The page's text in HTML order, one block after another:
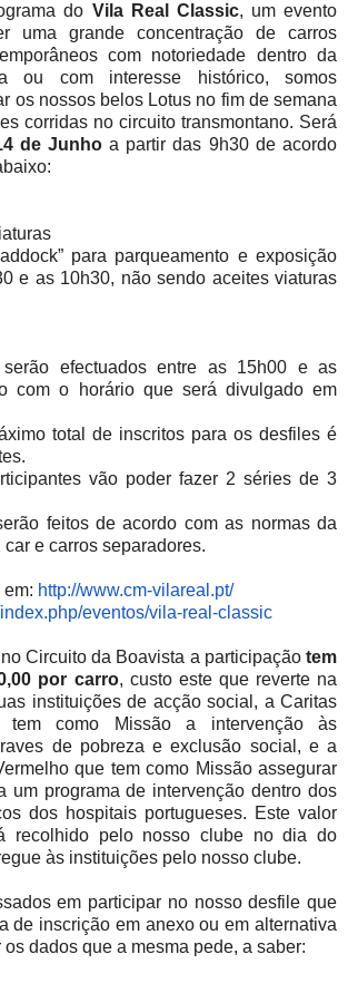
do Vila Real Classic, um evento
uma grande concentração de carros
com notoriedade dentro da
ou com interesse histórico, somos
os nossos belos Lotus no fim de semana
corridas no circuito transmontano. Será
de Junhoa partir das 9h30 de acordo
para parqueamento e exposição
e as 10h30, não sendo aceites viaturas
efectuados entre as 15h00 e as
com o horário que será divulgado em
total de inscritos para os desfiles é
vão poder fazer 2 séries de 3
feitos de acordo com as normas da
car e carros separadores.
em: http://www.cm-vilareal.pt/
eventos/vila-real-classic
Circuito da Boavista a participação tem
por carro, custo este que reverte na
instituições de acção social, a Caritas
tem como Missão a intervenção às
de pobreza e exclusão social, e a
que tem como Missão assegurar
um programa de intervenção dentro dos
dos hospitais portugueses. Este valor
recolhido pelo nosso clube no dia do
às instituições pelo nosso clube.
em participar no nosso desfile que
de inscrição em anexo ou em alternativa
dados que a mesma pede, a saber: